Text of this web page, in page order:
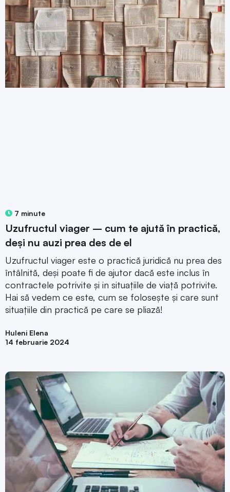
7 minute
Uzufructul viager – cum te ajută în practică,
deși nu auzi prea des de el
Uzufructul viager este o practică juridică nu prea des
întâlnită, deși poate fi de ajutor dacă este inclus în
contractele potrivite și in situațiile de viață potrivite.
Hai să vedem ce este, cum se folosește și care sunt
situațiile din practică pe care se pliază!
Huleni Elena
14 februarie 2024